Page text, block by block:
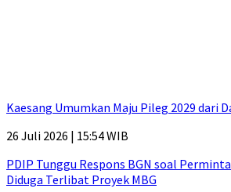
Kaesang Umumkan Maju Pileg 2029 dari
26 Juli 2026 | 15:54 WIB
PDIP Tunggu Respons BGN soal
Diduga Terlibat Proyek MBG